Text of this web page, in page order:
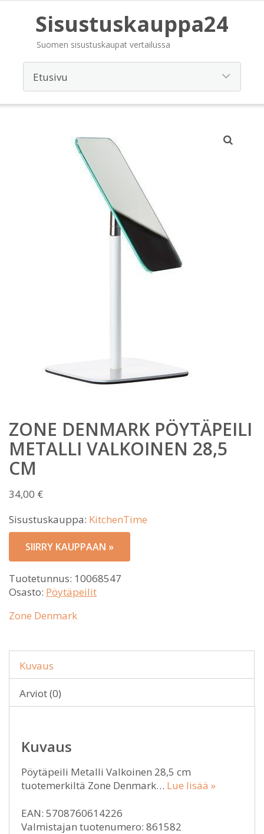
Sisustuskauppa24
Suomen sisustuskaupat vertailussa
ZONE DENMARK PÖYTÄPEILI
METALLI VALKOINEN 28,5
CM
34,00 €
Sisustuskauppa: KitchenTime
SIIRRY KAUPPAAN »
Tuotetunnus: 10068547
Osasto: Pöytäpeilit
Zone Denmark
Kuvaus
Arviot (0)
Kuvaus
Pöytäpeili Metalli Valkoinen 28,5 cm
tuotemerkiltä Zone Denmark… Lue lisää »
EAN: 5708760614226
Valmistajan tuotenumero: 861582